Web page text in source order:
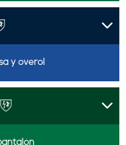
y overol